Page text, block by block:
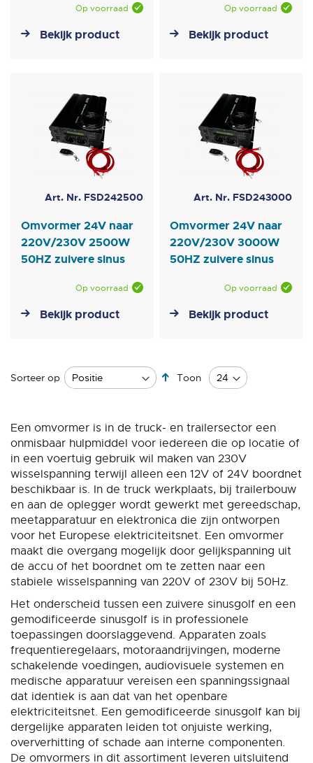
Op voorraad
Bekijk product
Op voorraad
Bekijk product
Art. Nr. FSD242500
Omvormer 24V naar
220V/230V 2500W
50HZ zuivere sinus
Op voorraad
Bekijk product
Art. Nr. FSD243000
Omvormer 24V naar
220V/230V 3000W
50HZ zuivere sinus
Op voorraad
Bekijk product
Sorteer op
Van
sorteren
Toon
Een omvormer is in de truck- en trailersector een
onmisbaar hulpmiddel voor iedereen die op locatie of
in een voertuig gebruik wil maken van 230V
wisselspanning terwijl alleen een 12V of 24V boordnet
beschikbaar is. In de truck werkplaats, bij trailerbouw
en aan de oplegger wordt gewerkt met gereedschap,
meetapparatuur en elektronica die zijn ontworpen
voor het Europese elektriciteitsnet. Een omvormer
maakt die overgang mogelijk door gelijkspanning uit
de accu of het boordnet om te zetten naar een
stabiele wisselspanning van 220V of 230V bij 50Hz.
Het onderscheid tussen een zuivere sinusgolf en een
gemodificeerde sinusgolf is in professionele
toepassingen doorslaggevend. Apparaten zoals
frequentieregelaars, motoraandrijvingen, moderne
schakelende voedingen, audiovisuele systemen en
medische apparatuur vereisen een spanningssignaal
dat identiek is aan dat van het openbare
elektriciteitsnet. Een gemodificeerde sinusgolf kan bij
dergelijke apparaten leiden tot onjuiste werking,
oververhitting of schade aan interne componenten.
De omvormers in dit assortiment leveren uitsluitend